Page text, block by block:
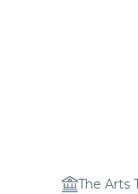
The Arts